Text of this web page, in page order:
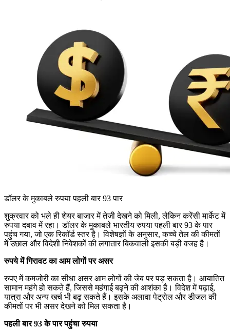
डॉलर के मुकाबले रुपया पहली बार 93 पार
शुक्रवार को भले ही शेयर बाजार में तेजी देखने को मिली, लेकिन करेंसी मार्केट में
रुपया दबाव में रहा। डॉलर के मुकाबले भारतीय रुपया पहली बार 93 के पार
पहुंच गया, जो एक रिकॉर्ड स्तर है। विशेषज्ञों के अनुसार, कच्चे तेल की कीमतों
में उछाल और विदेशी निवेशकों की लगातार बिकवाली इसकी बड़ी वजह है।
रुपये में गिरावट का आम लोगों पर असर
रुपए में कमजोरी का सीधा असर आम लोगों की जेब पर पड़ सकता है। आयातित
सामान महंगे हो सकते हैं, जिससे महंगाई बढ़ने की आशंका है। विदेश में पढ़ाई,
यात्रा और अन्य खर्च भी बढ़ सकते हैं। इसके अलावा पेट्रोल और डीजल की
कीमतों पर भी असर देखने को मिल सकता है।
पहली बार 93 के पार पहुंचा रुपया